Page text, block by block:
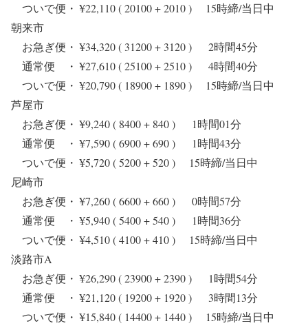
ついで便・ ¥22,110 ( 20100 + 2010 ) 15時締/当日中
朝来市
お急ぎ便・ ¥34,320 ( 31200 + 3120 ) 2時間45分
通常便 ・ ¥27,610 ( 25100 + 2510 ) 4時間40分
ついで便・ ¥20,790 ( 18900 + 1890 ) 15時締/当日中
芦屋市
お急ぎ便・ ¥9,240 ( 8400 + 840 ) 1時間01分
通常便 ・ ¥7,590 ( 6900 + 690 ) 1時間43分
ついで便・ ¥5,720 ( 5200 + 520 ) 15時締/当日中
尼崎市
お急ぎ便・ ¥7,260 ( 6600 + 660 ) 0時間57分
通常便 ・ ¥5,940 ( 5400 + 540 ) 1時間36分
ついで便・ ¥4,510 ( 4100 + 410 ) 15時締/当日中
淡路市A
お急ぎ便・ ¥26,290 ( 23900 + 2390 ) 1時間54分
通常便 ・ ¥21,120 ( 19200 + 1920 ) 3時間13分
ついで便・ ¥15,840 ( 14400 + 1440 ) 15時締/当日中